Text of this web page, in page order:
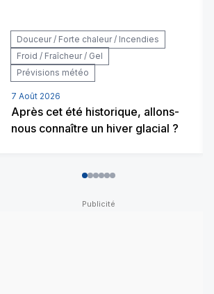
Douceur / Forte chaleur / Incendies
Froid / Fraîcheur / Gel
Prévisions météo
7 Août 2026
Après cet été historique, allons-
nous connaître un hiver glacial ?
012345